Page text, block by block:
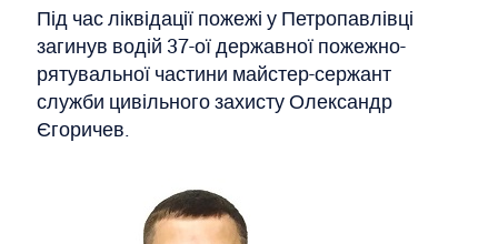
Під час ліквідації пожежі у Петропавлівці
загинув водій 37-ої державної пожежно-
рятувальної частини майстер-сержант
служби цивільного захисту Олександр
Єгоричев.